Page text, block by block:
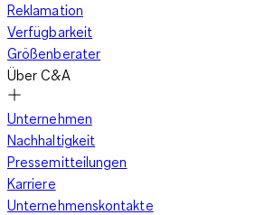
Reklamation
Verfügbarkeit
Größenberater
Über C&A
Unternehmen
Nachhaltigkeit
Pressemitteilungen
Karriere
Unternehmenskontakte